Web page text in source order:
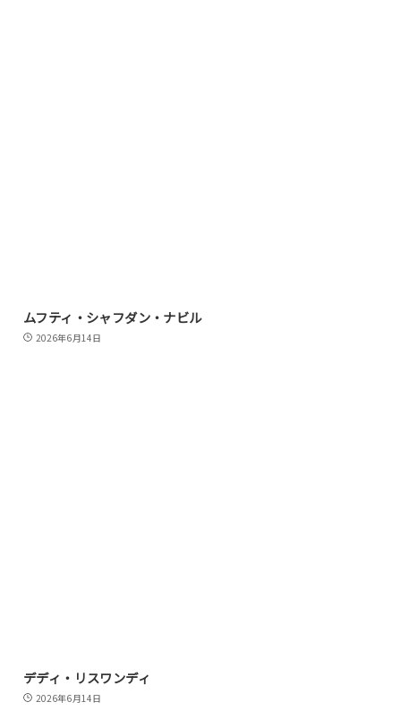
ムフティ・シャフダン・ナビル
2026年6月14日
デディ・リスワンディ
2026年6月14日